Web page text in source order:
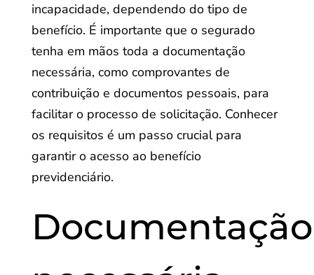
incapacidade, dependendo do tipo de
benefício. É importante que o segurado
tenha em mãos toda a documentação
necessária, como comprovantes de
contribuição e documentos pessoais, para
facilitar o processo de solicitação. Conhecer
os requisitos é um passo crucial para
garantir o acesso ao benefício
previdenciário.
Documentação